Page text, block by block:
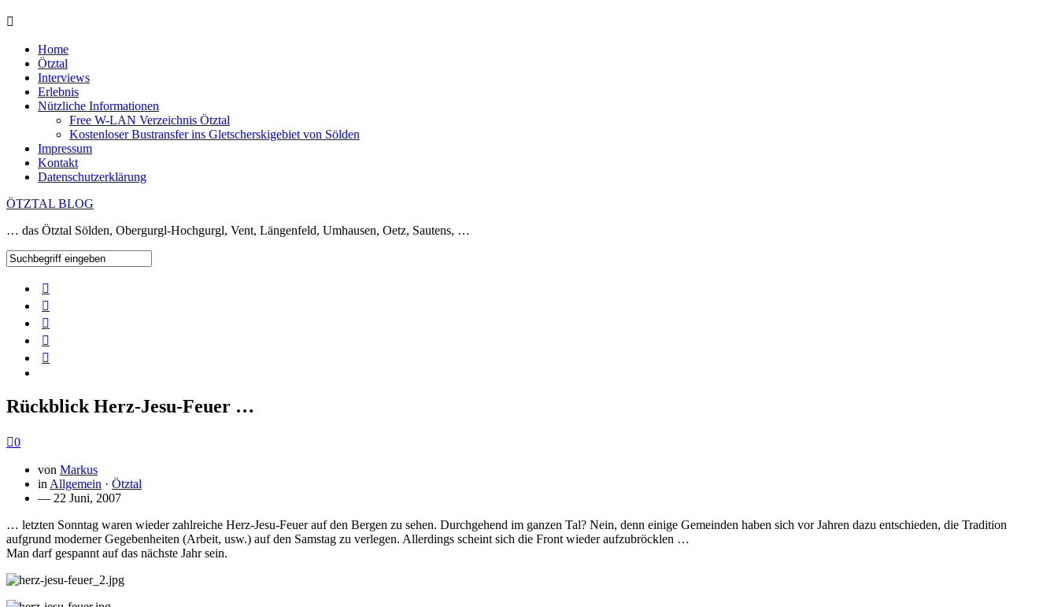
Home
Ötztal
Interviews
Erlebnis
Nützliche Informationen
Free W-LAN Verzeichnis Ötztal
Kostenloser Bustransfer ins Gletscherskigebiet von Sölden
Impressum
Kontakt
Datenschutzerklärung
ÖTZTAL BLOG
… das Ötztal Sölden, Obergurgl-Hochgurgl, Vent, Längenfeld, Umhausen, Oetz, Sautens, …
Rückblick Herz-Jesu-Feuer …
0
von Markus
in Allgemein · Ötztal
— 22 Juni, 2007
… letzten Sonntag waren wieder zahlreiche Herz-Jesu-Feuer auf den Bergen zu sehen. Durchgehend im ganzen Tal? Nein, denn einige Gemeinden haben sich vor Jahren dazu entschieden, die Tradition
aufgrund moderner Gegebenheiten (Arbeit, usw.) auf den Samstag zu verlegen. Allerdings scheint sich die Front wieder aufzubröcklen …
Man darf gespannt auf das nächste Jahr sein.